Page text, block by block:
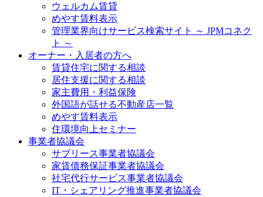
ウェルカム賃貸
めやす賃料表示
管理業界向けサービス検索サイト ～ JPMコネク
ト ～
オーナー・入居者の方へ
賃貸住宅に関する相談
居住支援に関する相談
家主費用・利益保険
外国語が話せる不動産店一覧
めやす賃料表示
住環境向上セミナー
事業者協議会
サブリース事業者協議会
家賃債務保証事業者協議会
社宅代行サービス事業者協議会
IT・シェアリング推進事業者協議会